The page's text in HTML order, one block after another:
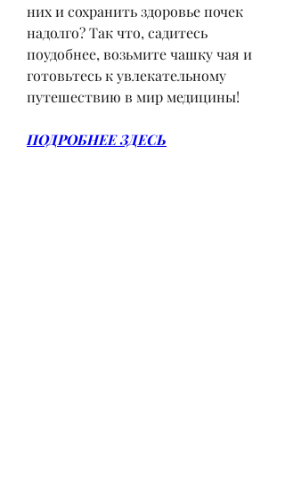
них и сохранить здоровье почек
надолго? Так что, садитесь
поудобнее, возьмите чашку чая и
готовьтесь к увлекательному
путешествию в мир медицины!
ПОДРОБНЕЕ ЗДЕСЬ